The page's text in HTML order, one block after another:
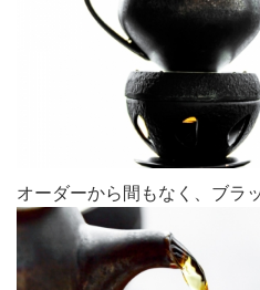
オーダーから間もなく、ブラ